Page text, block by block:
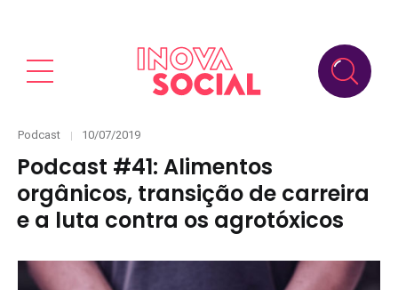
Categories
Podcast
Posted
10/07/2019
Podcast #41: Alimentos
orgânicos, transição de carreira
e a luta contra os agrotóxicos